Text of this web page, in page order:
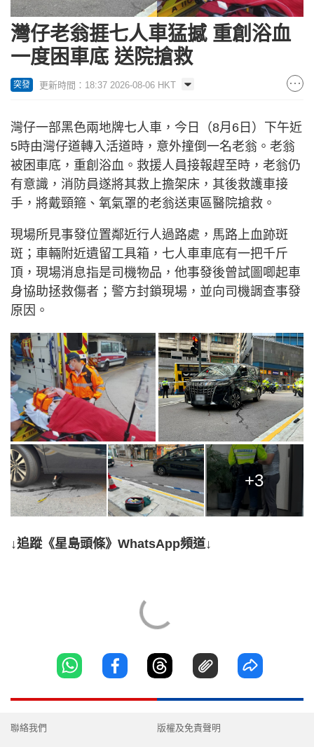
灣仔老翁捱七人車猛撼 重創浴血
一度困車底 送院搶救
突發 更新時間：18:37 2026-08-06 HKT
灣仔一部黑色兩地牌七人車，今日（8月6日）下午近
5時由灣仔道轉入活道時，意外撞倒一名老翁。老翁
被困車底，重創浴血。救援人員接報趕至時，老翁仍
有意識，消防員遂將其救上擔架床，其後救護車接
手，將戴頸箍、氧氣罩的老翁送東區醫院搶救。
現場所見事發位置鄰近行人過路處，馬路上血跡斑
斑；車輛附近遺留工具箱，七人車車底有一把千斤
頂，現場消息指是司機物品，他事發後曾試圖唧起車
身協助拯救傷者；警方封鎖現場，並向司機調查事發
原因。
+3
↓追蹤《星島頭條》WhatsApp頻道↓
聯絡我們 版權及免責聲明